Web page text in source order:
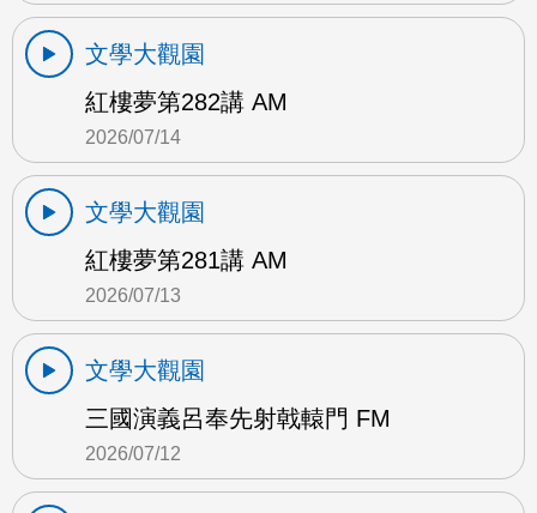
文學大觀園
紅樓夢第282講 AM
2026/07/14
文學大觀園
紅樓夢第281講 AM
2026/07/13
文學大觀園
三國演義呂奉先射戟轅門 FM
2026/07/12